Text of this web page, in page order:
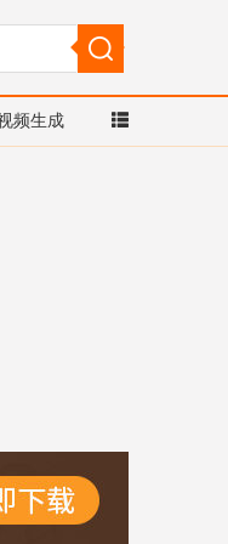
频生成